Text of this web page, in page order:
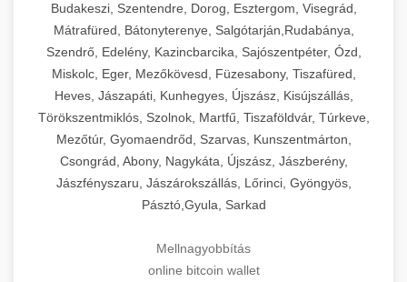
Budakeszi, Szentendre, Dorog, Esztergom, Visegrád,
Mátrafüred, Bátonyterenye, Salgótarján,Rudabánya,
Szendrő, Edelény, Kazincbarcika, Sajószentpéter, Ózd,
Miskolc, Eger, Mezőkövesd, Füzesabony, Tiszafüred,
Heves, Jászapáti, Kunhegyes, Újszász, Kisújszállás,
Törökszentmiklós, Szolnok, Martfű, Tiszaföldvár, Túrkeve,
Mezőtúr, Gyomaendrőd, Szarvas, Kunszentmárton,
Csongrád, Abony, Nagykáta, Újszász, Jászberény,
Jászfényszaru, Jászárokszállás, Lőrinci, Gyöngyös,
Pásztó,Gyula, Sarkad
Mellnagyobbítás
online bitcoin wallet